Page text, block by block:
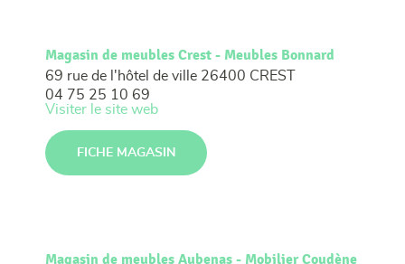
Magasin de meubles Crest - Meubles Bonnard
69 rue de l'hôtel de ville 26400 CREST
04 75 25 10 69
Visiter le site web
FICHE MAGASIN
Magasin de meubles Aubenas - Mobilier Coudène